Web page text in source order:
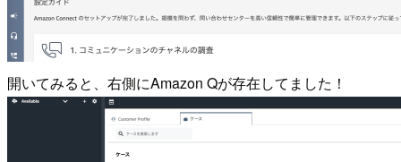
開いてみると、右側にAmazon Qが存在してました！